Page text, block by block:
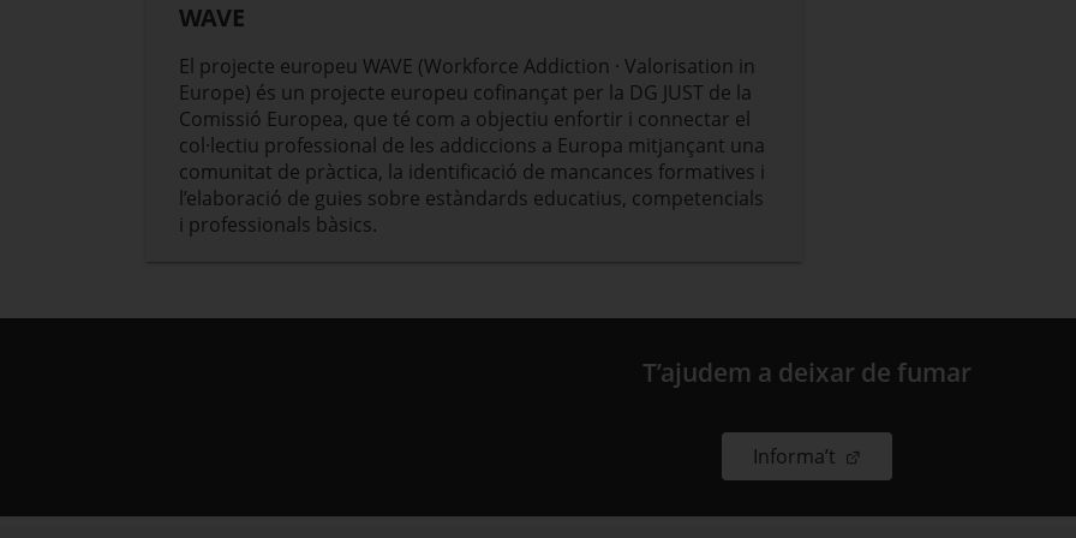
WAVE
El projecte europeu WAVE (Workforce Addiction · Valorisation in
Europe) és un projecte europeu cofinançat per la DG JUST de la
Comissió Europea, que té com a objectiu enfortir i connectar el
col·lectiu professional de les addiccions a Europa mitjançant una
comunitat de pràctica, la identificació de mancances formatives i
l’elaboració de guies sobre estàndards educatius, competencials
i professionals bàsics.
T’ajudem a deixar de fumar
Informa’t . Obre en una nova